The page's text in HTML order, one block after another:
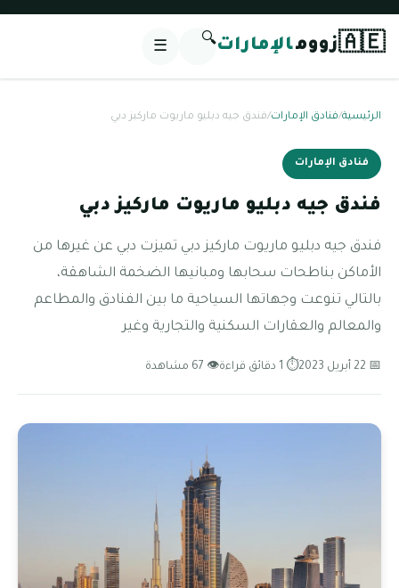
🇦🇪زوومالإمارات🔍
☰
الرئيسية/فنادق الإمارات/فندق جيه دبليو ماريوت ماركيز دبي
فنادق الإمارات
فندق جيه دبليو ماريوت ماركيز دبي
فندق جيه دبليو ماريوت ماركيز دبي تميزت دبي عن غيرها من
الأماكن بناطحات سحابها ومبانيها الضخمة الشاهقة،
بالتالي تنوعت وجهاتها السياحية ما بين الفنادق والمطاعم
والمعالم والعقارات السكنية والتجارية وغير
📅 22 أبريل 2023 ⏱ 1 دقائق قراءة 👁 67 مشاهدة